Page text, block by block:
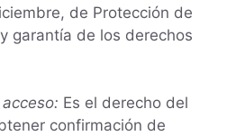
de Protección de
garantía de los derechos
Es el derecho del
confirmación de